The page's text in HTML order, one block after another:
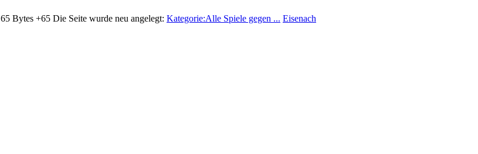
65 Bytes +65 Die Seite wurde neu angelegt: Kategorie:Alle Spiele gegen ... Eisenach